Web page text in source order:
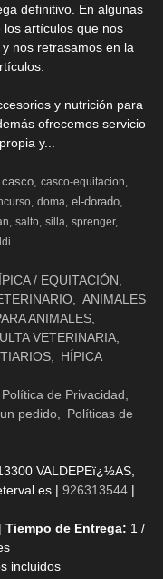
definitivo. En algunas
artículos que nos
nos retrasamos en la
y nutrición para
ofrecemos servicio
y...
casco
casco-equitacion
doma el-dorado
salto silla sprenger
/ EQUITACIÓN
ANIMALES
ANIMALES
VETERINARIA
HÍPICA
Política de Privacidad
pedido
Políticas de
VALDEPEï¿½AS,
| 926313544 |
Tiempo de Entrega: 1 /
incluidos